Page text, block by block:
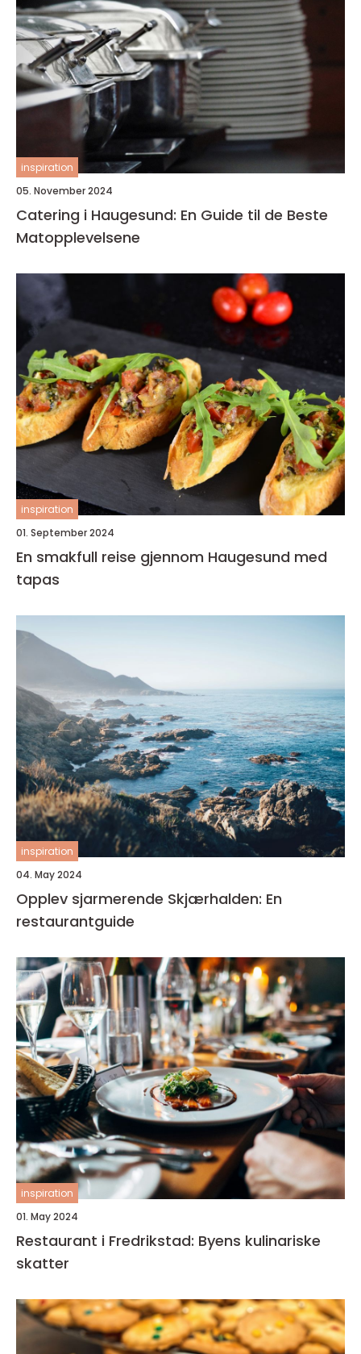
inspiration
05. November 2024
Catering i Haugesund: En Guide til de Beste
Matopplevelsene
inspiration
01. September 2024
En smakfull reise gjennom Haugesund med
tapas
inspiration
04. May 2024
Opplev sjarmerende Skjærhalden: En
restaurantguide
inspiration
01. May 2024
Restaurant i Fredrikstad: Byens kulinariske
skatter